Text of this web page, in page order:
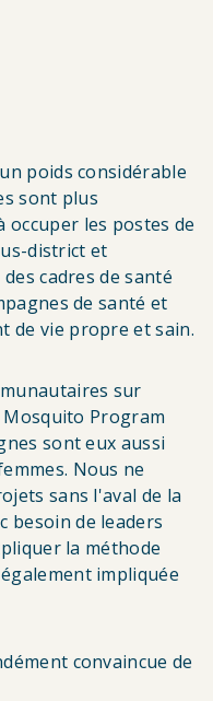
poids considérable
sont plus
occuper les postes de
district et
cadres de santé
de santé et
de vie propre et sain.
sur
Program
sont eux aussi
Nous ne
sans l'aval de la
besoin de leaders
la méthode
impliquée
convaincue de